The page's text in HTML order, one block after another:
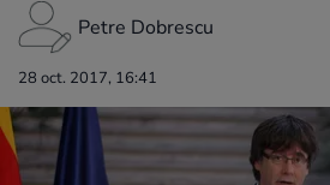
Petre Dobrescu
28 oct. 2017, 16:41